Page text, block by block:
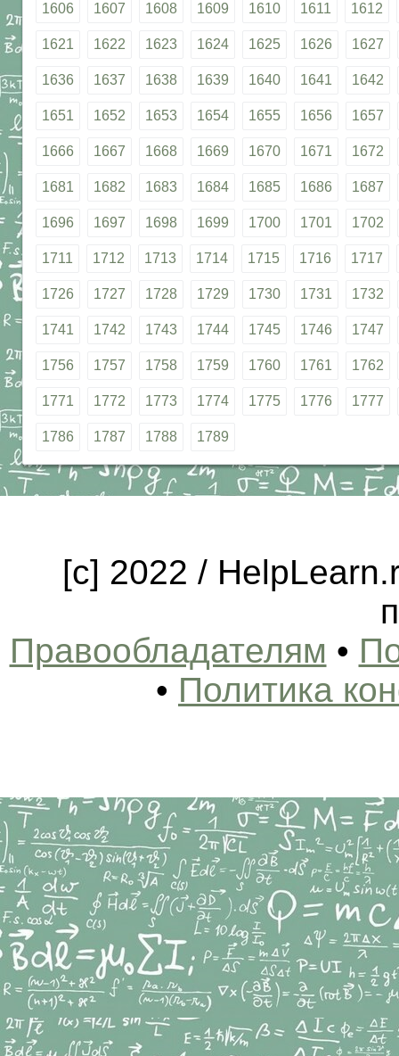
1606 1607 1608 1609 1610 1611 1612
1621 1622 1623 1624 1625 1626 1627
1636 1637 1638 1639 1640 1641 1642
1651 1652 1653 1654 1655 1656 1657
1666 1667 1668 1669 1670 1671 1672
1681 1682 1683 1684 1685 1686 1687
1696 1697 1698 1699 1700 1701 1702
1711 1712 1713 1714 1715 1716 1717
1726 1727 1728 1729 1730 1731 1732
1741 1742 1743 1744 1745 1746 1747
1756 1757 1758 1759 1760 1761 1762
1771 1772 1773 1774 1775 1776 1777
1786 1787 1788 1789
[c] 2022 /
Правообладателям •
• Политика